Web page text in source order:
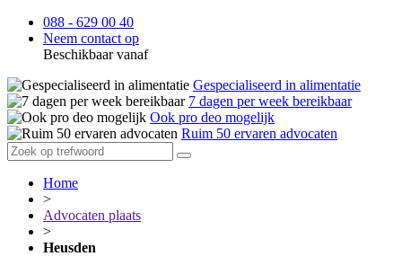
088 - 629 00 40
Neem contact op
Beschikbaar vanaf
Gespecialiseerd in alimentatie
7 dagen per week bereikbaar
Ook pro deo mogelijk
Ruim 50 ervaren advocaten
Home
>
Advocaten plaats
>
Heusden